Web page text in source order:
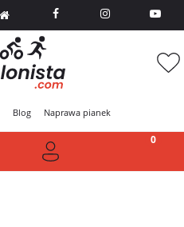
  
Blog Naprawa pianek